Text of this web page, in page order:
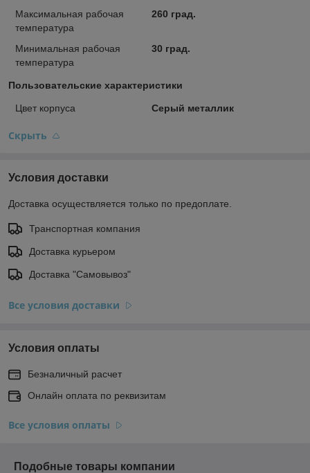
Максимальная рабочая
температура
260 град.
Минимальная рабочая
температура
30 град.
Пользовательские характеристики
Цвет корпуса Серый металлик
Скрыть
Условия доставки
Доставка осуществляется только по предоплате.
Транспортная компания
Доставка курьером
Доставка "Самовывоз"
Все условия доставки
Условия оплаты
Безналичный расчет
Онлайн оплата по реквизитам
Все условия оплаты
Подобные товары компании